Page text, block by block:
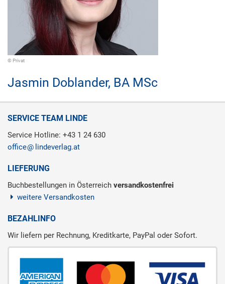
© Privat
Jasmin Doblander, BA MSc
SERVICE TEAM LINDE
Service Hotline: +43 1 24 630
office
lindeverlag.at
LIEFERUNG
Buchbestellungen in Österreich versandkostenfrei
weitere Versandkosten
BEZAHLINFO
Wir liefern per Rechnung, Kreditkarte, PayPal oder Sofort.